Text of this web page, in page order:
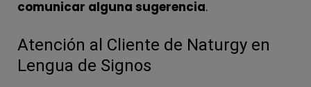
comunicar alguna sugerencia.
Atención al Cliente de Naturgy en
Lengua de Signos